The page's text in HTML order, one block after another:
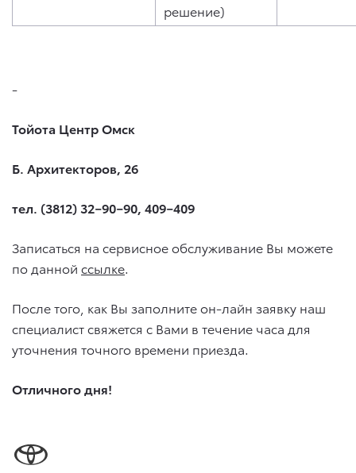
решение)
-
Тойота Центр Омск
Б. Архитекторов, 26
тел. (3812) 32−90−90, 409−409
Записаться на сервисное обслуживание Вы можете
по данной ссылке.
После того, как Вы заполните он-лайн заявку наш
специалист свяжется с Вами в течение часа для
уточнения точного времени приезда.
Отличного дня!